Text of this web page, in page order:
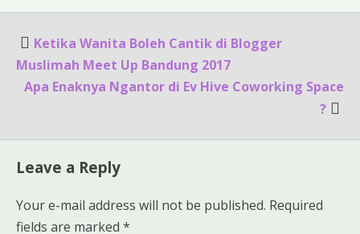
Post
navigation
Ketika Wanita Boleh Cantik di Blogger
Muslimah Meet Up Bandung 2017
Apa Enaknya Ngantor di Ev Hive Coworking Space
?
Leave a Reply
Your e-mail address will not be published. Required
fields are marked *